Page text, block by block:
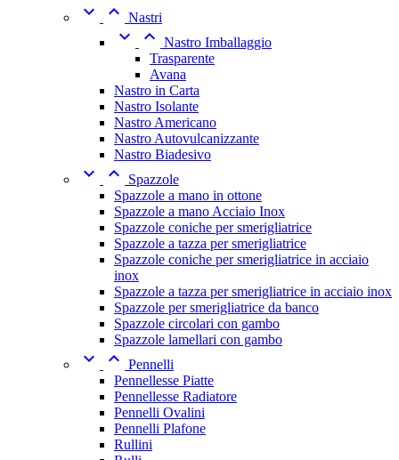
  Nastri
  Nastro Imballaggio
Trasparente
Avana
Nastro in Carta
Nastro Isolante
Nastro Americano
Nastro Autovulcanizzante
Nastro Biadesivo
 
Spazzole
Spazzole a mano in ottone
Spazzole a mano Acciaio Inox
Spazzole coniche per smerigliatrice
Spazzole a tazza per smerigliatrice
Spazzole coniche per smerigliatrice in acciaio
inox
Spazzole a tazza per smerigliatrice in acciaio inox
Spazzole per smerigliatrice da banco
Spazzole circolari con gambo
Spazzole lamellari con gambo
  Pennelli
Pennellesse Piatte
Pennellesse Radiatore
Pennelli Ovalini
Pennelli Plafone
Rullini